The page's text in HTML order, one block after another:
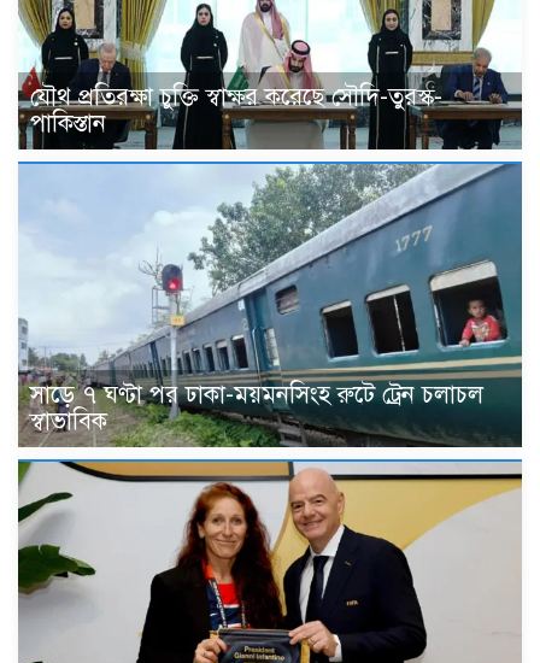
যৌথ প্রতিরক্ষা চুক্তি স্বাক্ষর করেছে সৌদি-তুরস্ক-
পাকিস্তান
সাড়ে ৭ ঘণ্টা পর ঢাকা-ময়মনসিংহ রুটে ট্রেন চলাচল
স্বাভাবিক